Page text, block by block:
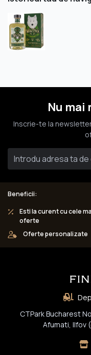
Nu
Inscrie-te la
Beneficii:
Esti la curent cu cele
oferte
Oferte personalizate
CTPark Bucharest
Afumati, Ilfov